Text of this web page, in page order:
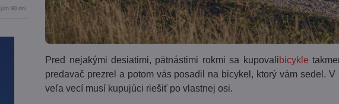
Pred nejakými desiatimi, pätnástimi rokmi sa kupovalibicykle
predavač prezrel a potom vás posadil na bicykel, ktorý vám sedel.
veľa vecí musí kupujúci riešiť po vlastnej osi.